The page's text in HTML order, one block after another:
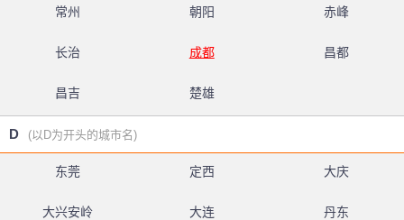
常州 朝阳 赤峰
长治 成都 昌都
昌吉 楚雄
D (以D为开头的城市名)
东莞 定西 大庆
大兴安岭 大连 丹东